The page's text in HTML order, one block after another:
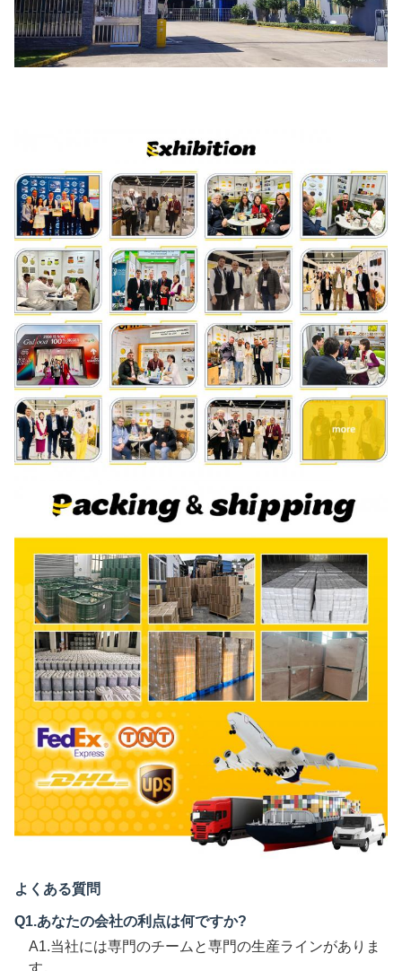
よくある質問
Q1.あなたの会社の利点は何ですか?
A1.当社には専門のチームと専門の生産ラインがありま
す。